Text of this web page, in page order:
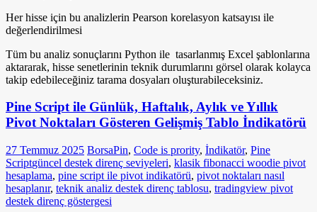
Her hisse için bu analizlerin Pearson korelasyon katsayısı ile
değerlendirilmesi
Tüm bu analiz sonuçlarını Python ile tasarlanmış Excel şablonlarına
aktararak, hisse senetlerinin teknik durumlarını görsel olarak kolayca
takip edebileceğiniz tarama dosyaları oluşturabileceksiniz.
Pine Script ile Günlük, Haftalık, Aylık ve Yıllık
Pivot Noktaları Gösteren Gelişmiş Tablo İndikatörü
27 Temmuz 2025 BorsaPin, Code is prority, İndikatör, Pine
Scriptgüncel destek direnç seviyeleri, klasik fibonacci woodie pivot
hesaplama, pine script ile pivot indikatörü, pivot noktaları nasıl
hesaplanır, teknik analiz destek direnç tablosu, tradingview pivot
destek direnç göstergesi